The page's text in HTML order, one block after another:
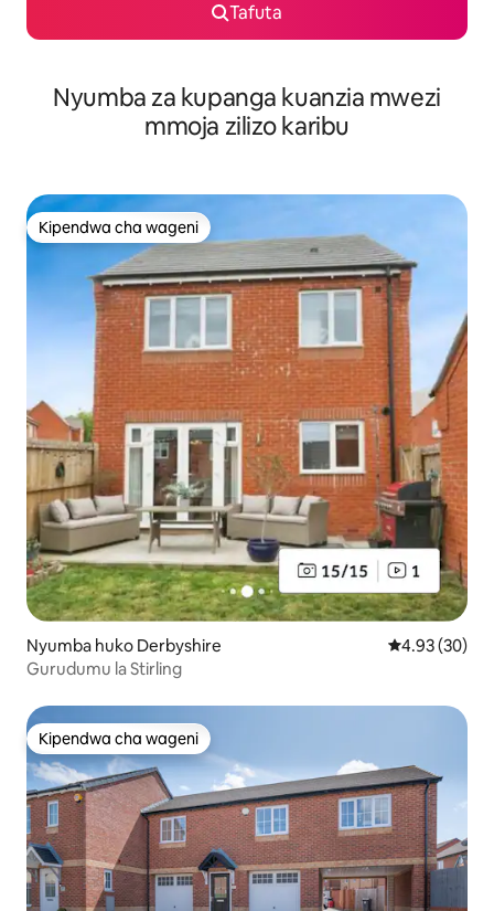
Tafuta
Nyumba za kupanga kuanzia mwezi
mmoja zilizo karibu
Kipendwa cha wageni
Kipendwa cha wageni
Nyumba huko Derbyshire Ukadiriaji wa
4.93 (30)
Gurudumu la Stirling
Kipendwa cha wageni
Kipendwa cha wageni